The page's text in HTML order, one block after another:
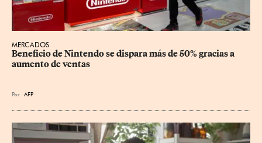
MERCADOS
Beneficio de Nintendo se dispara más de 50% gracias a
aumento de ventas
Por AFP